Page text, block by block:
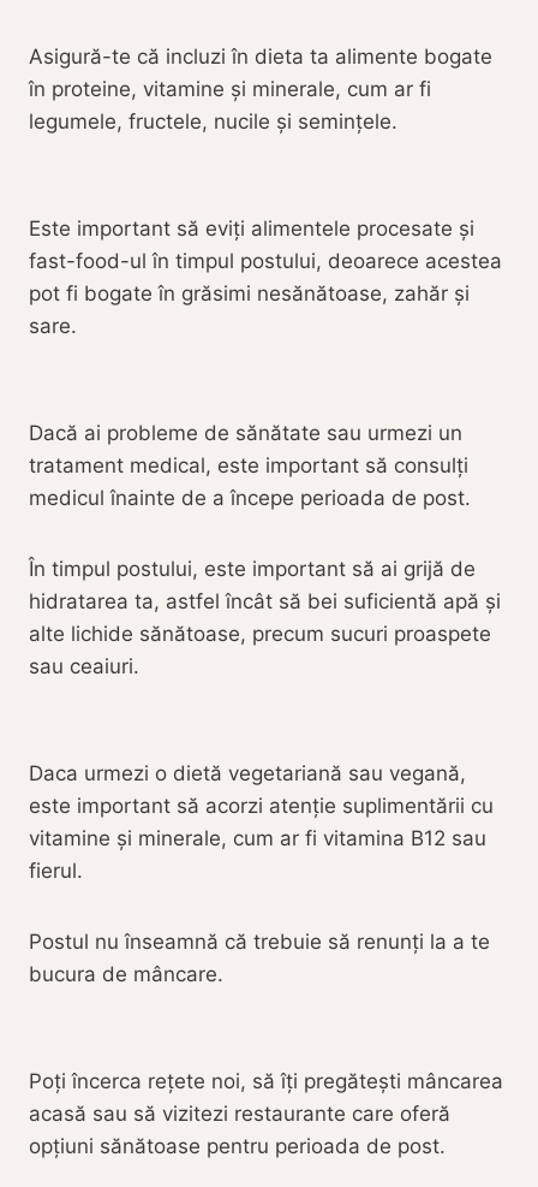
Asigură-te că incluzi în dieta ta alimente bogate
în proteine, vitamine și minerale, cum ar fi
legumele, fructele, nucile și semințele.
Este important să eviți alimentele procesate și
fast-food-ul în timpul postului, deoarece acestea
pot fi bogate în grăsimi nesănătoase, zahăr și
sare.
Dacă ai probleme de sănătate sau urmezi un
tratament medical, este important să consulți
medicul înainte de a începe perioada de post.
În timpul postului, este important să ai grijă de
hidratarea ta, astfel încât să bei suficientă apă și
alte lichide sănătoase, precum sucuri proaspete
sau ceaiuri.
Daca urmezi o dietă vegetariană sau vegană,
este important să acorzi atenție suplimentării cu
vitamine și minerale, cum ar fi vitamina B12 sau
fierul.
Postul nu înseamnă că trebuie să renunți la a te
bucura de mâncare.
Poți încerca rețete noi, să îți pregătești mâncarea
acasă sau să vizitezi restaurante care oferă
opțiuni sănătoase pentru perioada de post.